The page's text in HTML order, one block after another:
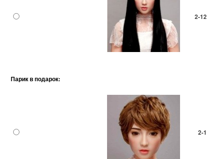
2-12
Парик в подарок:
2-1